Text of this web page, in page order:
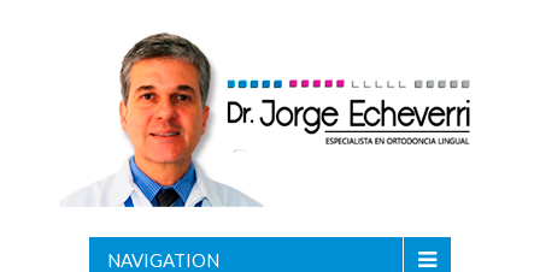
NAVIGATION